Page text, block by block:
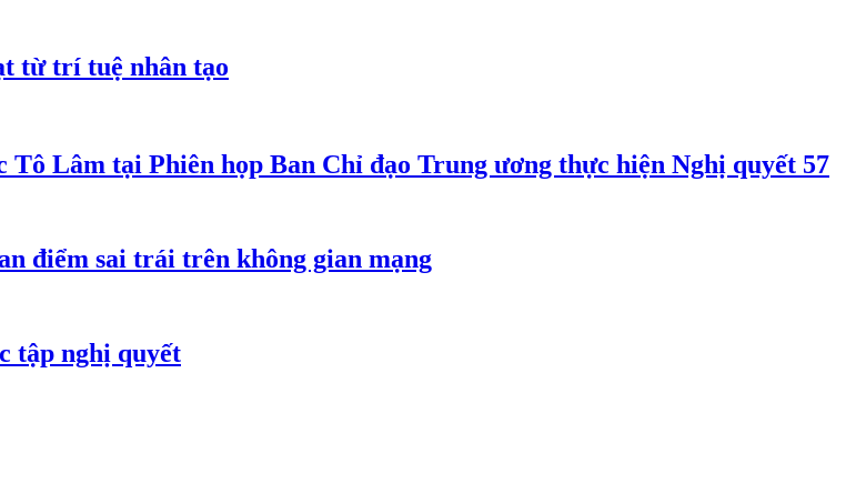
từ trí tuệ nhân tạo
Lâm tại Phiên họp Ban Chỉ đạo Trung ương thực hiện Nghị quyết 57
điểm sai trái trên không gian mạng
tập nghị quyết